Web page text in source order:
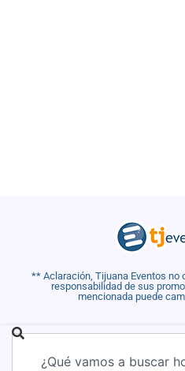
** Aclaración, Tijuana Eventos no
responsabilidad de sus
mencionada puede